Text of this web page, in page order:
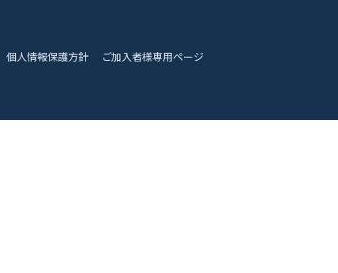
個人情報保護方針 ご加入者様専用ページ